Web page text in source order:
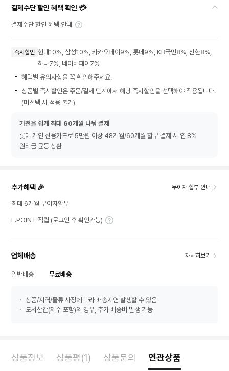
결제수단 할인 혜택 확인 💳
결제수단 할인 혜택 안내
즉시할인 현대10%, 삼성10%, 카카오페이9%, 롯데9%, KB국민8%, 신한8%,
하나7%, 네이버페이7%
혜택별 유의사항을 꼭 확인해주세요.
상품별 즉시할인은 주문/결제 단계에서 해당 즉시할인을 선택해야 적용됩니다.
(미선택 시 적용 불가)
가전을 쉽게 최대 60개월 나눠 결제
롯데 개인 신용카드로 5만원 이상 48개월/60개월 할부 결제 시 연 8%
원리금 균등 상환
추가혜택 🎉 무이자 할부 안내
최대 6개월 무이자할부
L.POINT 적립 (로그인 후 확인가능)
업체배송 자세히보기
일반배송 무료배송
상품/지역/물류 사정에 따라 배송지연 발생할 수 있음
도서산간(제주 포함)의 경우, 추가 배송비 발생 가능
상품정보 상품평(1) 상품문의 연관상품